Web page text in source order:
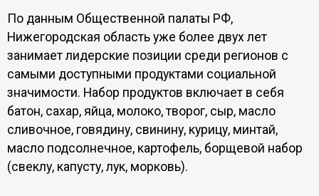
По данным Общественной палаты РФ,
Нижегородская область уже более двух лет
занимает лидерские позиции среди регионов с
самыми доступными продуктами социальной
значимости. Набор продуктов включает в себя
батон, сахар, яйца, молоко, творог, сыр, масло
сливочное, говядину, свинину, курицу, минтай,
масло подсолнечное, картофель, борщевой набор
(свеклу, капусту, лук, морковь).